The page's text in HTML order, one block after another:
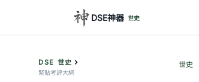
DSE神器 世史
DSE 世史
緊貼考評大綱
世史